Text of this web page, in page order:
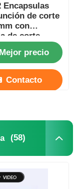
Encapsulas
de corte
con
de corte
duro
de corte
de corte
Mejor precio
Contacto
(58)